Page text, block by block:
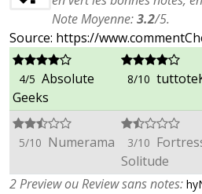
Note Moyenne:3.2/5.
Source: https://
4/5 Absolute
Geeks
8/10
5/10 Numerama 3/10
Solitude
2 Preview ou Review sans notes: